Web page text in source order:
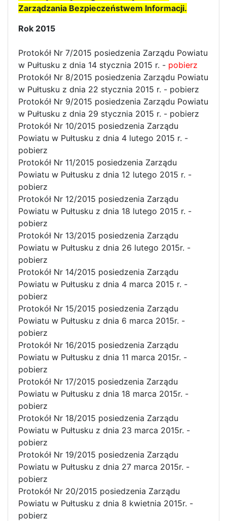
Zarządzania Bezpieczeństwem Informacji.
Rok 2015
Protokół Nr 7/2015 posiedzenia Zarządu Powiatu
w Pułtusku z dnia 14 stycznia 2015 r. - pobierz
Protokół Nr 8/2015 posiedzenia Zarządu Powiatu
w Pułtusku z dnia 22 stycznia 2015 r. - pobierz
Protokół Nr 9/2015 posiedzenia Zarządu Powiatu
w Pułtusku z dnia 29 stycznia 2015 r. - pobierz
Protokół Nr 10/2015 posiedzenia Zarządu
Powiatu w Pułtusku z dnia 4 lutego 2015 r. -
pobierz
Protokół Nr 11/2015 posiedzenia Zarządu
Powiatu w Pułtusku z dnia 12 lutego 2015 r. -
pobierz
Protokół Nr 12/2015 posiedzenia Zarządu
Powiatu w Pułtusku z dnia 18 lutego 2015 r. -
pobierz
Protokół Nr 13/2015 posiedzenia Zarządu
Powiatu w Pułtusku z dnia 26 lutego 2015r. -
pobierz
Protokół Nr 14/2015 posiedzenia Zarządu
Powiatu w Pułtusku z dnia 4 marca 2015 r. -
pobierz
Protokół Nr 15/2015 posiedzenia Zarządu
Powiatu w Pułtusku z dnia 6 marca 2015r. -
pobierz
Protokół Nr 16/2015 posiedzenia Zarządu
Powiatu w Pułtusku z dnia 11 marca 2015r. -
pobierz
Protokół Nr 17/2015 posiedzenia Zarządu
Powiatu w Pułtusku z dnia 18 marca 2015r. -
pobierz
Protokół Nr 18/2015 posiedzenia Zarządu
Powiatu w Pułtusku z dnia 23 marca 2015r. -
pobierz
Protokół Nr 19/2015 posiedzenia Zarządu
Powiatu w Pułtusku z dnia 27 marca 2015r. -
pobierz
Protokół Nr 20/2015 posiedzenia Zarządu
Powiatu w Pułtusku z dnia 8 kwietnia 2015r. -
pobierz